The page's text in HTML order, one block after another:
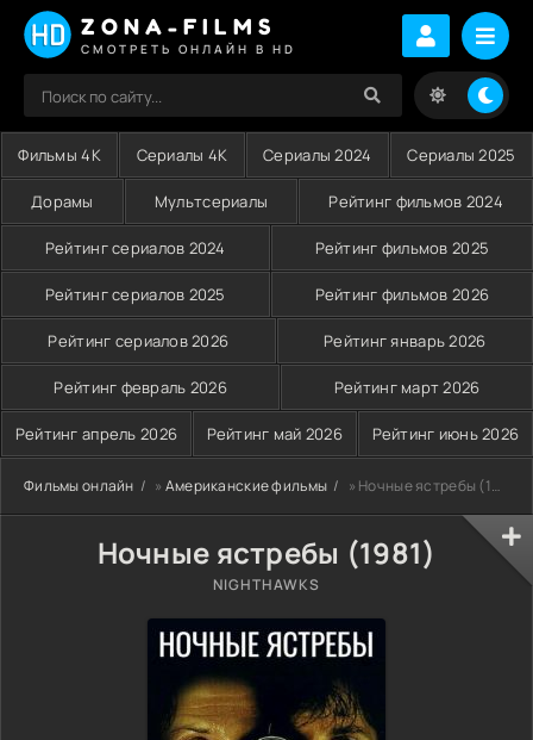
ZONA-FILMS
СМОТРЕТЬ ОНЛАЙН В HD
Фильмы 4K Сериалы 4K Сериалы 2024 Сериалы 2025
Дорамы Мультсериалы Рейтинг фильмов 2024
Рейтинг сериалов 2024 Рейтинг фильмов 2025
Рейтинг сериалов 2025 Рейтинг фильмов 2026
Рейтинг сериалов 2026 Рейтинг январь 2026
Рейтинг февраль 2026 Рейтинг март 2026
Рейтинг апрель 2026 Рейтинг май 2026 Рейтинг июнь 2026
Фильмы онлайн » Американские фильмы » Ночные ястребы (1981)
Ночные ястребы (1981)
NIGHTHAWKS